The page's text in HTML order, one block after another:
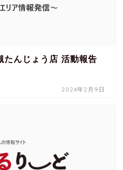
たんじょう店 活動報告
2024年2月9日